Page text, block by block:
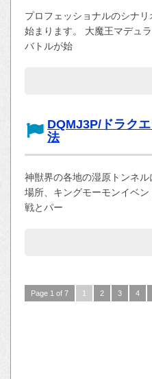
プロフェッショナルのシナ
始まります。 大魔王マデュ
バトルが始
DQMJ3P/ドラク
法
神獣界の各地の湿原トンネ
場所、キングモーモンイベ
戦とパー
Page 1 of 7 1 2 3 4